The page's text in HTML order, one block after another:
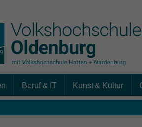
Beruf & IT Kunst & Kultur